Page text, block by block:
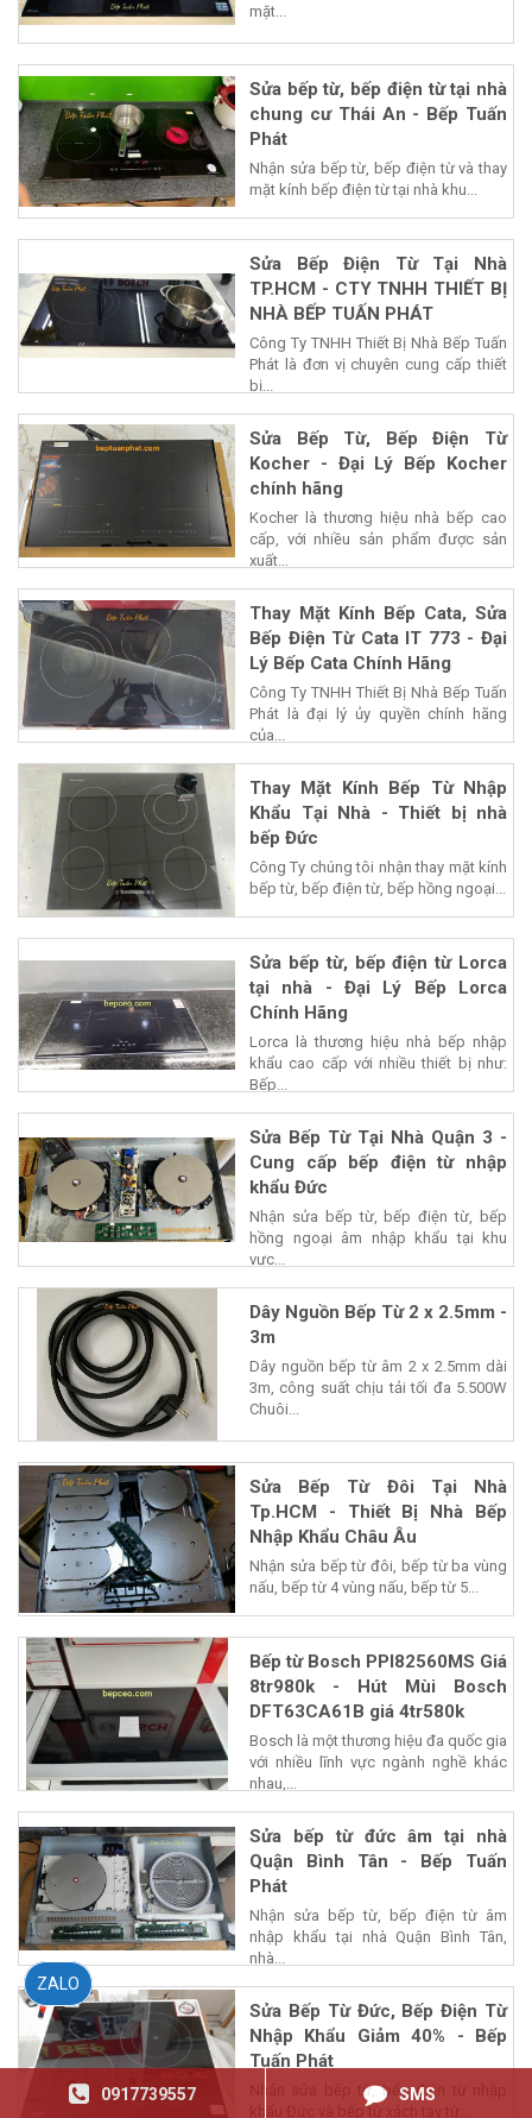
mặt...
Sửa bếp từ, bếp điện từ tại nhà
chung cư Thái An - Bếp Tuấn
Phát
Nhận sửa bếp từ, bếp điện từ và thay
mặt kính bếp điện từ tại nhà khu...
Sửa Bếp Điện Từ Tại Nhà
TP.HCM - CTY TNHH THIẾT BỊ
NHÀ BẾP TUẤN PHÁT
Công Ty TNHH Thiết Bị Nhà Bếp Tuấn
Phát là đơn vị chuyên cung cấp thiết
bị...
Sửa Bếp Từ, Bếp Điện Từ
Kocher - Đại Lý Bếp Kocher
chính hãng
Kocher là thương hiệu nhà bếp cao
cấp, với nhiều sản phẩm được sản
xuất...
Thay Mặt Kính Bếp Cata, Sửa
Bếp Điện Từ Cata IT 773 - Đại
Lý Bếp Cata Chính Hãng
Công Ty TNHH Thiết Bị Nhà Bếp Tuấn
Phát là đại lý ủy quyền chính hãng
của...
Thay Mặt Kính Bếp Từ Nhập
Khẩu Tại Nhà - Thiết bị nhà
bếp Đức
Công Ty chúng tôi nhận thay mặt kính
bếp từ, bếp điện từ, bếp hồng ngoại...
Sửa bếp từ, bếp điện từ Lorca
tại nhà - Đại Lý Bếp Lorca
Chính Hãng
Lorca là thương hiệu nhà bếp nhập
khẩu cao cấp với nhiều thiết bị như:
Bếp...
Sửa Bếp Từ Tại Nhà Quận 3 -
Cung cấp bếp điện từ nhập
khẩu Đức
Nhận sửa bếp từ, bếp điện từ, bếp
hồng ngoại âm nhập khẩu tại khu
vực...
Dây Nguồn Bếp Từ 2 x 2.5mm -
3m
Dây nguồn bếp từ âm 2 x 2.5mm dài
3m, công suất chịu tải tối đa 5.500W
Chuôi...
Sửa Bếp Từ Đôi Tại Nhà
Tp.HCM - Thiết Bị Nhà Bếp
Nhập Khẩu Châu Âu
Nhận sửa bếp từ đôi, bếp từ ba vùng
nấu, bếp từ 4 vùng nấu, bếp từ 5...
Bếp từ Bosch PPI82560MS Giá
8tr980k - Hút Mùi Bosch
DFT63CA61B giá 4tr580k
Bosch là một thương hiệu đa quốc gia
với nhiều lĩnh vực ngành nghề khác
nhau,...
Sửa bếp từ đức âm tại nhà
Quận Bình Tân - Bếp Tuấn
Phát
Nhận sửa bếp từ, bếp điện từ âm
nhập khẩu tại nhà Quận Bình Tân,
nhà...
Sửa Bếp Từ Đức, Bếp Điện Từ
Nhập Khẩu Giảm 40% - Bếp
Tuấn Phát
Nhận sửa bếp từ, bếp điện từ nhập
khẩu Đức và bếp từ xách tay từ...
0917739557 SMS
ZALO